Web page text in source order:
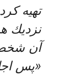
تهيه
نزديك
آن
«پس